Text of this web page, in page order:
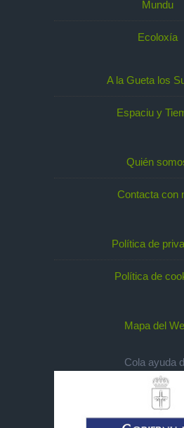
Mundu
Ecoloxía
A la Gueta los
Espaciu y
Quién
Contacta con
Política de
Política de
Mapa del
Cola ayuda